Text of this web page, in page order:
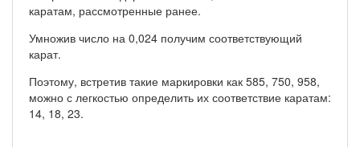
каратам, рассмотренные ранее.
Умножив число на 0,024 получим соответствующий
карат.
Поэтому, встретив такие маркировки как 585, 750, 958,
можно с легкостью определить их соответствие каратам:
14, 18, 23.